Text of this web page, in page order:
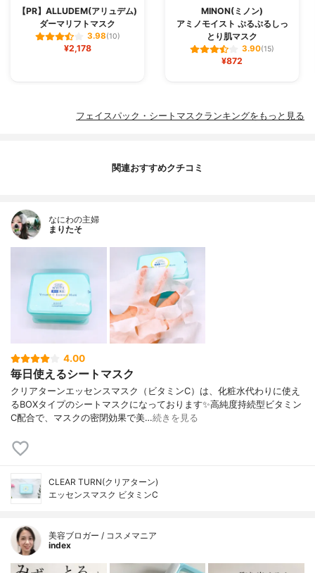
【PR】ALLUDEM(アリュデム)
ダーマリフトマスク
3.98(10)
¥2,178
MINON(ミノン)
アミノモイスト ぷるぷるしっ
とり肌マスク
3.90(15)
¥872
フェイスパック・シートマスクランキングをもっと見る
関連おすすめクチコミ
なにわの主婦
まりたそ
4.00
毎日使えるシートマスク
クリアターンエッセンスマスク（ビタミンC）は、化粧水代わりに使え
るBOXタイプのシートマスクになっております✨高純度持続型ビタミン
C配合で、マスクの密閉効果で美…続きを見る
CLEAR TURN(クリアターン)
エッセンスマスク ビタミンC
美容ブロガー / コスメマニア
index